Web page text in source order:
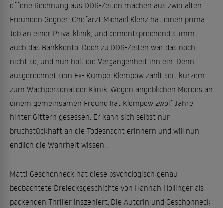
offene Rechnung aus DDR-Zeiten machen aus zwei alten
Freunden Gegner: Chefarzt Michael Klenz hat einen prima
Job an einer Privatklinik, und dementsprechend stimmt
auch das Bankkonto. Doch zu DDR-Zeiten war das noch
nicht so, und nun holt die Vergangenheit ihn ein. Denn
ausgerechnet sein Ex- Kumpel Klempow zählt seit kurzem
zum Wachpersonal der Klinik. Wegen angeblichen Mordes an
einem gemeinsamen Freund hat Klempow zwölf Jahre
hinter Gittern gesessen. Er kann sich selbst nur
bruchstückhaft an die Todesnacht erinnern und will nun
endlich die Wahrheit wissen...
Matti Geschonneck hat diese psychologisch genau
beobachtete Dreiecksgeschichte von Hannah Hollinger als
packenden Thriller inszeniert. Die Autorin und Geschonneck